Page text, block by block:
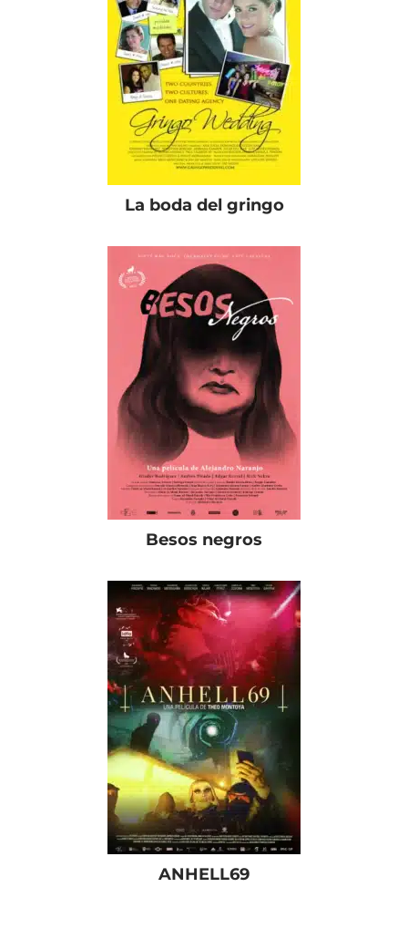
La boda del gringo
Besos negros
ANHELL69